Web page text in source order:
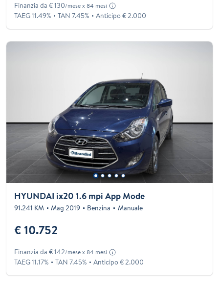
Finanzia da € 130/mese x 84 mesi
TAEG 11.49% TAN 7.45% Anticipo € 2.000
HYUNDAI ix20 1.6 mpi App Mode
91.241 KM Mag 2019 Benzina Manuale
€ 10.752
Finanzia da € 142/mese x 84 mesi
TAEG 11.17% TAN 7.45% Anticipo € 2.000